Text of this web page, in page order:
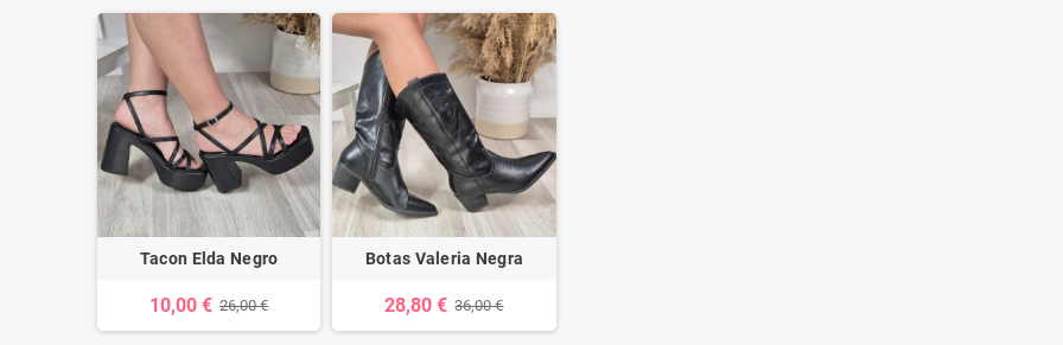
Tacon Elda Negro
10,00 € 26,00 €
Botas Valeria Negra
28,80 € 36,00 €